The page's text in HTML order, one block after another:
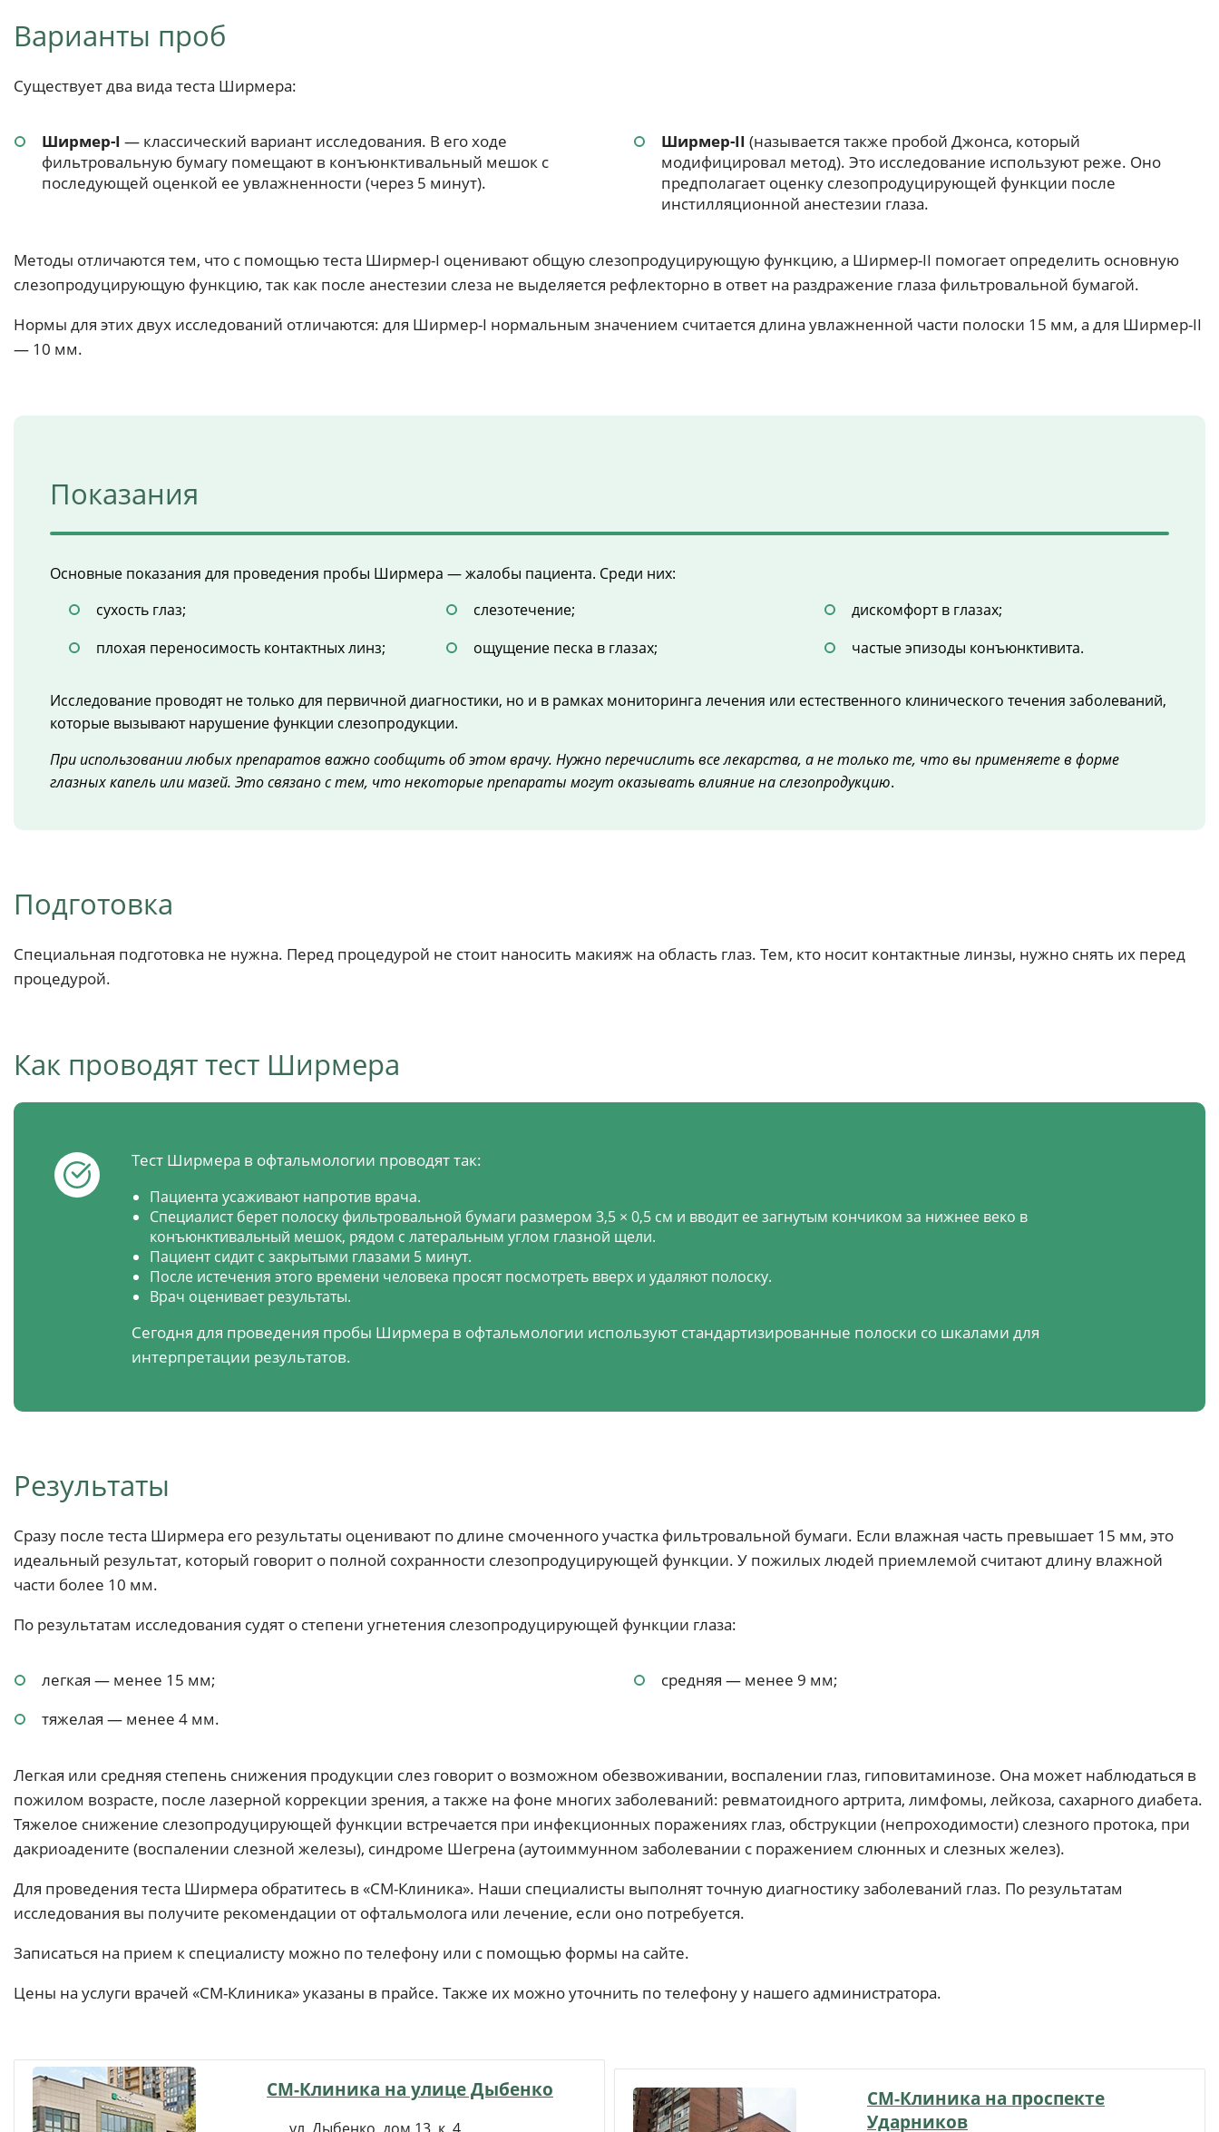
Варианты проб
Существует два вида теста Ширмера:
Ширмер-I — классический вариант исследования. В его ходе
фильтровальную бумагу помещают в конъюнктивальный мешок с
последующей оценкой ее увлажненности (через 5 минут).
Ширмер-II (называется также пробой Джонса, который
модифицировал метод). Это исследование используют реже. Оно
предполагает оценку слезопродуцирующей функции после
инстилляционной анестезии глаза.
Методы отличаются тем, что с помощью теста Ширмер-I оценивают общую слезопродуцирующую функцию, а Ширмер-II помогает определить основную
слезопродуцирующую функцию, так как после анестезии слеза не выделяется рефлекторно в ответ на раздражение глаза фильтровальной бумагой.
Нормы для этих двух исследований отличаются: для Ширмер-I нормальным значением считается длина увлажненной части полоски 15 мм, а для Ширмер-II
— 10 мм.
Показания
Основные показания для проведения пробы Ширмера — жалобы пациента. Среди них:
сухость глаз;
слезотечение;
дискомфорт в глазах;
плохая переносимость контактных линз;
ощущение песка в глазах; частые эпизоды конъюнктивита.
Исследование проводят не только для первичной диагностики, но и в рамках мониторинга лечения или естественного клинического течения заболеваний,
которые вызывают нарушение функции слезопродукции.
При использовании любых препаратов важно сообщить об этом врачу. Нужно перечислить все лекарства, а не только те, что вы применяете в форме
глазных капель или мазей. Это связано с тем, что некоторые препараты могут оказывать влияние на слезопродукцию.
Подготовка
Специальная подготовка не нужна. Перед процедурой не стоит наносить макияж на область глаз. Тем, кто носит контактные линзы, нужно снять их перед
процедурой.
Как проводят тест Ширмера
Тест Ширмера в офтальмологии проводят так:
Пациента усаживают напротив врача.
Специалист берет полоску фильтровальной бумаги размером 3,5 × 0,5 см и вводит ее загнутым кончиком за нижнее веко в
конъюнктивальный мешок, рядом с латеральным углом глазной щели.
Пациент сидит с закрытыми глазами 5 минут.
После истечения этого времени человека просят посмотреть вверх и удаляют полоску.
Врач оценивает результаты.
Сегодня для проведения пробы Ширмера в офтальмологии используют стандартизированные полоски со шкалами для
интерпретации результатов.
Результаты
Сразу после теста Ширмера его результаты оценивают по длине смоченного участка фильтровальной бумаги. Если влажная часть превышает 15 мм, это
идеальный результат, который говорит о полной сохранности слезопродуцирующей функции. У пожилых людей приемлемой считают длину влажной
части более 10 мм.
По результатам исследования судят о степени угнетения слезопродуцирующей функции глаза:
легкая — менее 15 мм;
средняя — менее 9 мм;
тяжелая — менее 4 мм.
Легкая или средняя степень снижения продукции слез говорит о возможном обезвоживании, воспалении глаз, гиповитаминозе. Она может наблюдаться в
пожилом возрасте, после лазерной коррекции зрения, а также на фоне многих заболеваний: ревматоидного артрита, лимфомы, лейкоза, сахарного диабета.
Тяжелое снижение слезопродуцирующей функции встречается при инфекционных поражениях глаз, обструкции (непроходимости) слезного протока, при
дакриоадените (воспалении слезной железы), синдроме Шегрена (аутоиммунном заболевании с поражением слюнных и слезных желез).
Для проведения теста Ширмера обратитесь в «СМ-Клиника». Наши специалисты выполнят точную диагностику заболеваний глаз. По результатам
исследования вы получите рекомендации от офтальмолога или лечение, если оно потребуется.
Записаться на прием к специалисту можно по телефону или с помощью формы на сайте.
Цены на услуги врачей «СМ-Клиника» указаны в прайсе. Также их можно уточнить по телефону у нашего администратора.
СМ-Клиника на улице Дыбенко
СМ-Клиника на проспекте
Ударников